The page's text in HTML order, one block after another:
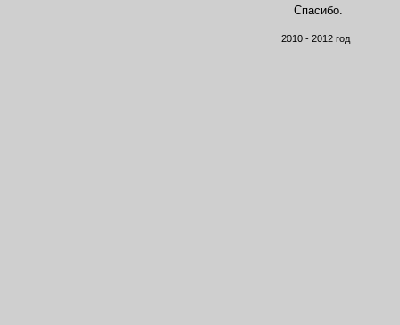
Спасибо.
2010 - 2012 год